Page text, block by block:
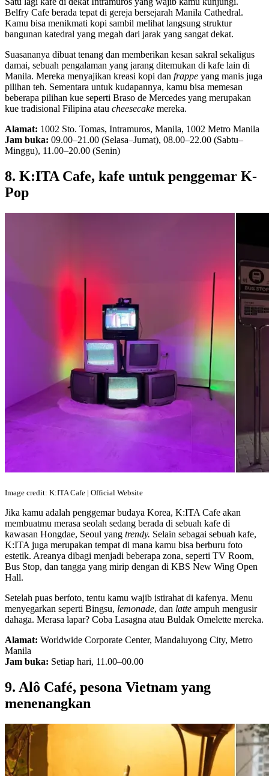
Belfry Cafe berada tepat di gereja bersejarah Manila Cathedral.
Kamu bisa menikmati kopi sambil melihat langsung struktur
bangunan katedral yang megah dari jarak yang sangat dekat.
Suasananya dibuat tenang dan memberikan kesan sakral sekaligus
damai, sebuah pengalaman yang jarang ditemukan di kafe lain di
Manila. Mereka menyajikan kreasi kopi dan frappe yang manis juga
pilihan teh. Sementara untuk kudapannya, kamu bisa memesan
beberapa pilihan kue seperti Braso de Mercedes yang merupakan
kue tradisional Filipina atau cheesecake mereka.
Alamat: 1002 Sto. Tomas, Intramuros, Manila, 1002 Metro Manila
Jam buka: 09.00–21.00 (Selasa–Jumat), 08.00–22.00 (Sabtu–
Minggu), 11.00–20.00 (Senin)
8. K:ITA Cafe, kafe untuk penggemar K-
Pop
Image credit: K:ITA Cafe | Official Website
Jika kamu adalah penggemar budaya Korea, K:ITA Cafe akan
membuatmu merasa seolah sedang berada di sebuah kafe di
kawasan Hongdae, Seoul yang trendy. Selain sebagai sebuah kafe,
K:ITA juga merupakan tempat di mana kamu bisa berburu foto
estetik. Areanya dibagi menjadi beberapa zona, seperti TV Room,
Bus Stop, dan tangga yang mirip dengan di KBS New Wing Open
Hall.
Setelah puas berfoto, tentu kamu wajib istirahat di kafenya. Menu
menyegarkan seperti Bingsu, lemonade, dan latte ampuh mengusir
dahaga. Merasa lapar? Coba Lasagna atau Buldak Omelette mereka.
Alamat: Worldwide Corporate Center, Mandaluyong City, Metro
Manila
Jam buka: Setiap hari, 11.00–00.00
9. Alô Café, pesona Vietnam yang
menenangkan